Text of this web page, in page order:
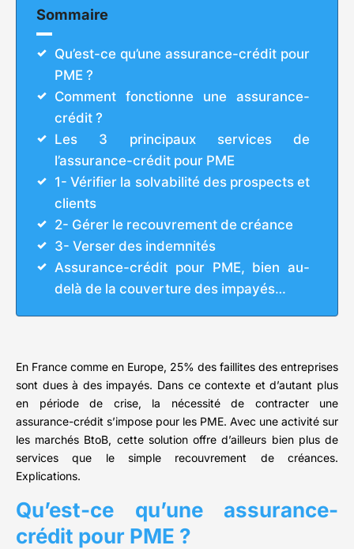
Sommaire
Qu’est-ce qu’une assurance-crédit pour
PME ?
Comment fonctionne une assurance-
crédit ?
Les 3 principaux services de
l’assurance-crédit pour PME
1- Vérifier la solvabilité des prospects et
clients
2- Gérer le recouvrement de créance
3- Verser des indemnités
Assurance-crédit pour PME, bien au-
delà de la couverture des impayés…
En France comme en Europe, 25% des faillites des entreprises
sont dues à des impayés. Dans ce contexte et d’autant plus
en période de crise, la nécessité de contracter une
assurance-crédit s’impose pour les PME. Avec une activité sur
les marchés BtoB, cette solution offre d’ailleurs bien plus de
services que le simple recouvrement de créances.
Explications.
Qu’est-ce qu’une assurance-
crédit pour PME ?